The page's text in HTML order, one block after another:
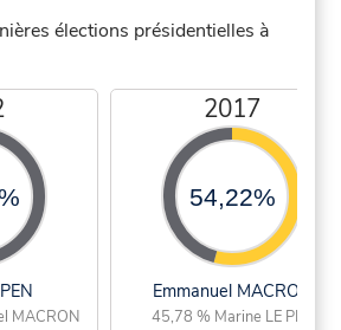
élections présidentielles à
MACRON
2017
54,22%
Emmanuel MACRON
45,78 % Marine LE PEN